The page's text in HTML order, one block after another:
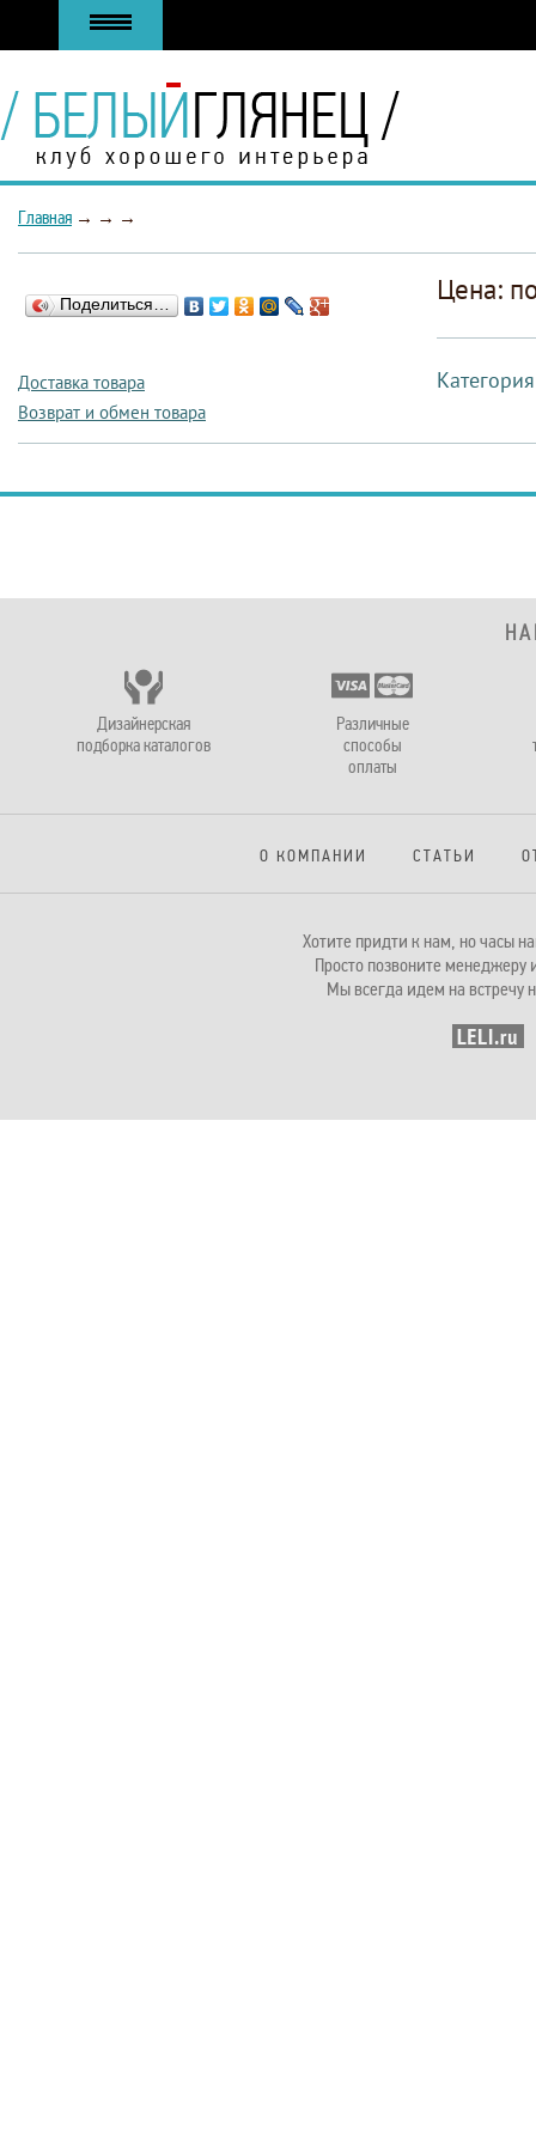
Главная → → →
Поделиться…
Доставка товара
Возврат и обмен товара
Цена:
Дизайнерская
подборка каталогов
Различные
способы
оплаты
О КОМПАНИИ СТАТЬИ
Хотите придти к нам, но часы
Просто позвоните менеджеру
Мы всегда идем на встречу